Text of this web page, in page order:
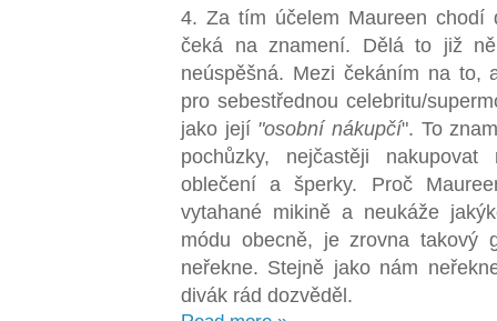
4. Za tím účelem Maureen
čeká na znamení. Dělá to již
neúspěšná. Mezi čekáním na to,
pro sebestřednou celebritu/
jako její "osobní nákupčí". To
pochůzky, nejčastěji
oblečení a šperky. Proč
vytahané mikině a neukáže
módu obecně, je zrovna takový
neřekne. Stejně jako nám
divák rád dozvěděl.